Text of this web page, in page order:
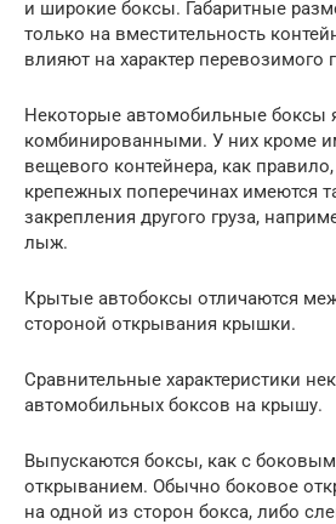
и широкие боксы. Габаритные
только на вместительность
влияют на характер перевозимого
Некоторые автомобильные боксы
комбинированными. У них кроме
вещевого контейнера, как правило,
крепежных поперечинах имеются
закрепления другого груза,
лыж.
Крытые автобоксы отличаются
стороной открывания крышки.
Сравнительные характеристики
автомобильных боксов на крышу.
Выпускаются боксы, как с
открыванием. Обычно боковое
на одной из сторон бокса, либо